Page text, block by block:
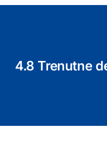
4.8 Trenutne